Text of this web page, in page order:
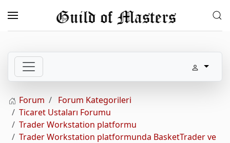
Skip to main content
Forum
Forum Kategorileri
Ticaret Ustaları Forumu
Trader Workstation platformu
Trader Workstation platformunda BasketTrader ve